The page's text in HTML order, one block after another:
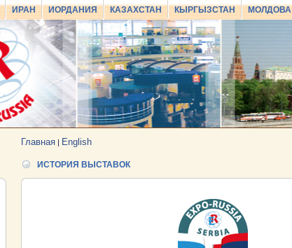
ИРАН ИОРДАНИЯ КАЗАХСТАН КЫРГЫЗСТАН МОЛДОВА
Главная | English
ИСТОРИЯ ВЫСТАВОК